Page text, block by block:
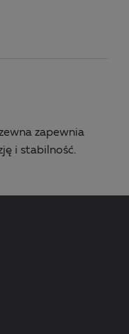
zapewnia
i stabilność.